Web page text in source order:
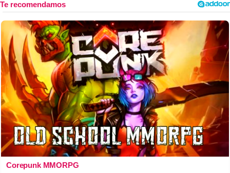
Corepunk MMORPG